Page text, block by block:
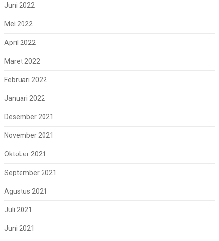
Juni 2022
Mei 2022
April 2022
Maret 2022
Februari 2022
Januari 2022
Desember 2021
November 2021
Oktober 2021
September 2021
Agustus 2021
Juli 2021
Juni 2021